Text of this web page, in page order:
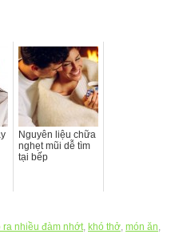
Nguyên liệu chữa
nghẹt mũi dễ tìm
tại bếp
ra nhiều đàm nhớt, khó thở, món ăn,